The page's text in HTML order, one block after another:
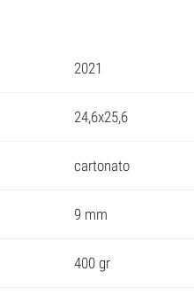
2021
24,6x25,6
cartonato
9 mm
400 gr